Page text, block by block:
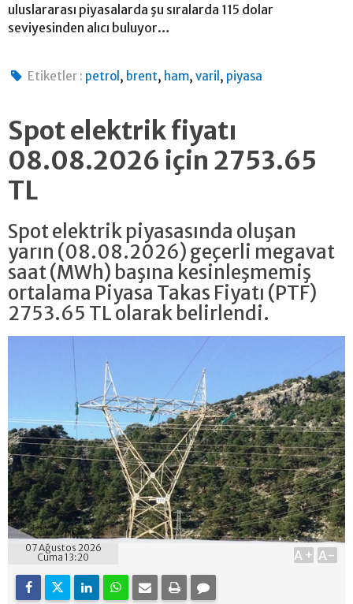
uluslararası piyasalarda şu sıralarda 115 dolar
seviyesinden alıcı buluyor…
Etiketler : petrol , brent, ham,varil , piyasa
Spot elektrik fiyatı
08.08.2026 için 2753.65
TL
Spot elektrik piyasasında oluşan
yarın (08.08.2026) geçerli megavat
saat (MWh) başına kesinleşmemiş
ortalama Piyasa Takas Fiyatı (PTF)
2753.65 TL olarak belirlendi.
07 Ağustos 2026
Cuma 13:20
A+ A-